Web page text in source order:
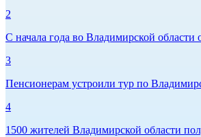
2
С начала года во Владимирской области
3
Пенсионерам устроили тур по
4
1500 жителей Владимирской области